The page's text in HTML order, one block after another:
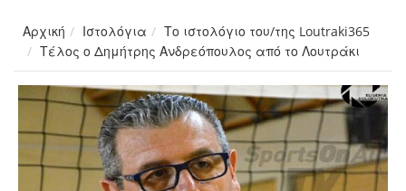
Αρχική Ιστολόγια
Το ιστολόγιο του/της Loutraki365
Τέλος ο Δημήτρης Ανδρεόπουλος από το Λουτράκι